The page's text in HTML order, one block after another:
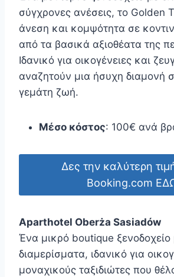
σύγχρονες ανέσεις, το Golden
άνεση και κομψότητα σε
από τα βασικά αξιοθέατα της
Ιδανικό για οικογένειες και
αναζητούν μια ήσυχη διαμονή
γεμάτη ζωή.
Μέσο κόστος: 100€ ανά
Δες την καλύτερη
Booking.com
Aparthotel Oberża Sasiadów
Ένα μικρό boutique ξενοδοχείο
διαμερίσματα, ιδανικό για
μοναχικούς ταξιδιώτες που